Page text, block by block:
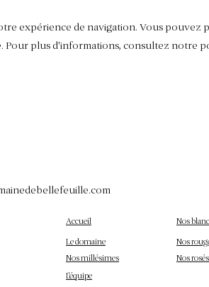
expérience de navigation. Vous
plus d'informations, consultez notre
Accueil
Le domaine
Nos millésimes
Nos
Nos
Nos rosés
L'équipe